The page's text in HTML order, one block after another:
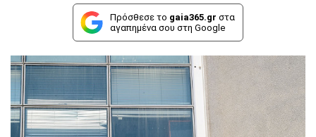
Πρόσθεσε το gaia365.gr στα
αγαπημένα σου στη Google